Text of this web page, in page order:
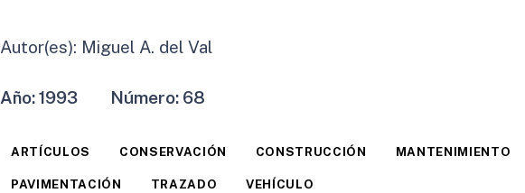
Autor(es): Miguel A. del Val
Año:1993 Número: 68
ARTÍCULOS CONSERVACIÓN CONSTRUCCIÓN MANTENIMIENTO
PAVIMENTACIÓN TRAZADO VEHÍCULO